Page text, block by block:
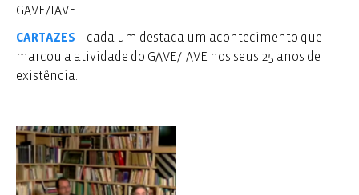
GAVE/IAVE
CARTAZES – cada um destaca um acontecimento que
marcou a atividade do GAVE/IAVE nos seus 25 anos de
existência.